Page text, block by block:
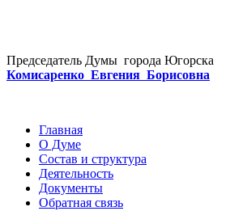
Председатель Думы города Югорска
Комисаренко Евгения Борисовна
Главная
О Думе
Состав и структура
Деятельность
Документы
Обратная связь